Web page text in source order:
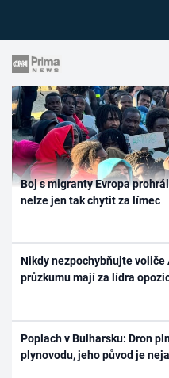
Boj s migranty Evropa
nelze jen tak chytit za límec
Nikdy nezpochybňujte voliče
průzkumu mají za lídra
Poplach v Bulharsku: Dron
plynovodu, jeho původ je